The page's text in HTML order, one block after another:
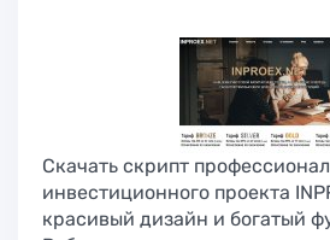
Скачать скрипт
инвестиционного проекта
красивый дизайн и богатый